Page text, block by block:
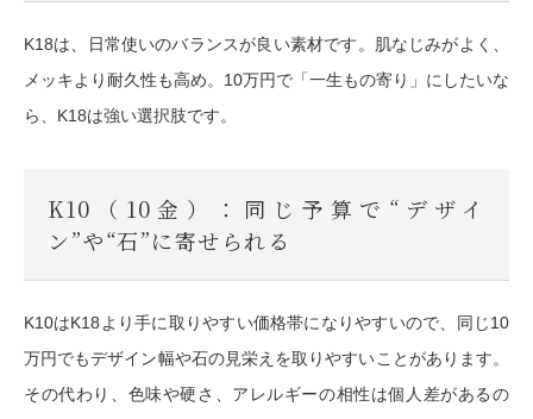
K18は、日常使いのバランスが良い素材です。肌なじみがよく、
メッキより耐久性も高め。10万円で「一生もの寄り」にしたいな
ら、K18は強い選択肢です。
K10（10金）：同じ予算で“デザイ
ン”や“石”に寄せられる
K10はK18より手に取りやすい価格帯になりやすいので、同じ10
万円でもデザイン幅や石の見栄えを取りやすいことがあります。
その代わり、色味や硬さ、アレルギーの相性は個人差があるの